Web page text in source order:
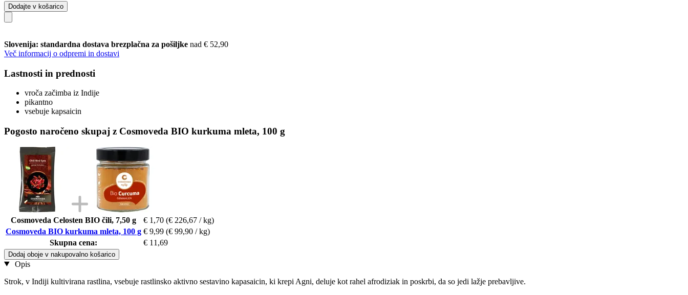
Dodajte v košarico
Slovenija: standardna dostava brezplačna za pošiljke nad € 52,90
Več informacij o odpremi in dostavi
Lastnosti in prednosti
vroča začimba iz Indije
pikantno
vsebuje kapsaicin
Pogosto naročeno skupaj z Cosmoveda BIO kurkuma mleta, 100 g
Cosmoveda Celosten BIO čili, 7,50 g € 1,70 (€ 226,67 / kg)
Cosmoveda BIO kurkuma mleta, 100 g € 9,99 (€ 99,90 / kg)
Skupna cena:
€ 11,69
Dodaj oboje v nakupovalno košarico
Opis
Strok, v Indiji kultivirana rastlina, vsebuje rastlinsko aktivno sestavino kapasaicin, ki krepi Agni, deluje kot rahel afrodiziak in poskrbi, da so jedi lažje prebavljive.